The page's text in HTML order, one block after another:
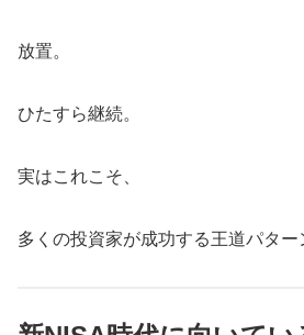
放置。
ひたすら継続。
実はこれこそ、
多くの投資家が成功する王道パター